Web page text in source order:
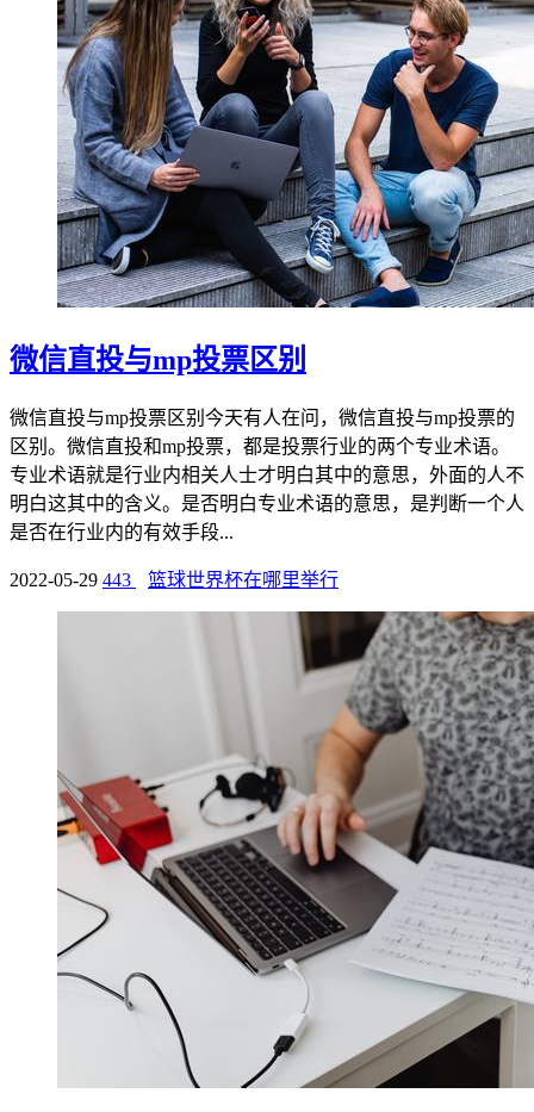
微信直投与mp投票区别
微信直投与mp投票区别今天有人在问，微信直投与mp投票的
区别。微信直投和mp投票，都是投票行业的两个专业术语。
专业术语就是行业内相关人士才明白其中的意思，外面的人不
明白这其中的含义。是否明白专业术语的意思，是判断一个人
是否在行业内的有效手段...
2022-05-29 443 篮球世界杯在哪里举行